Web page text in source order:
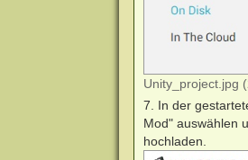
Unity_project.jpg
7. In der
Mod" auswählen
hochladen.